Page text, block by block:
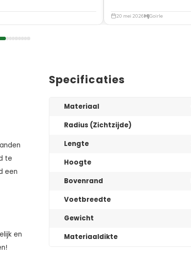
20 mei 2026HJGoirle
te
een
en
Specificaties
Materiaal
Radius (Zichtzijde)
Lengte
Hoogte
Bovenrand
Voetbreedte
Gewicht
Materiaaldikte